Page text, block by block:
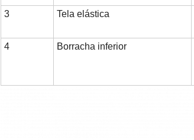
3 Tela elástica
4 Borracha inferior